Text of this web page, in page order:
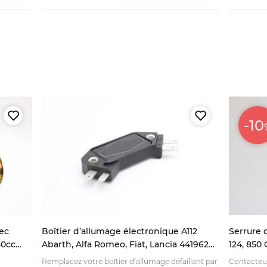
Boîtier d’allumage électronique A112
Abarth, Alfa Romeo, Fiat, Lancia 4419628
8236953
Remplacez votre boîtier d’allumage défaillant par
-10
Serrure
124, 850
BC, CC